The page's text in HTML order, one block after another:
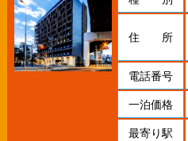
住 所
電話番号
一泊価格
最寄り駅